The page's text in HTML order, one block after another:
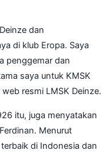
dan
di klub Eropa. Saya
penggemar dan
saya untuk KMSK
resmi LMSK Deinze.
itu, juga menyatakan
Menurut
di Indonesia dan